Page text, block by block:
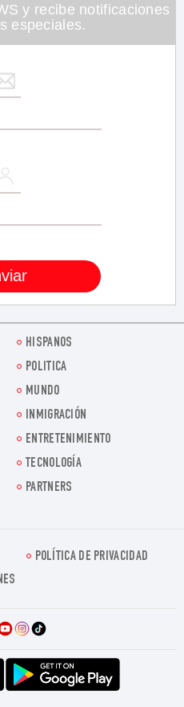
y recibe notificaciones
especiales.
HISPANOS
POLITICA
MUNDO
INMIGRACIÓN
ENTRETENIMIENTO
TECNOLOGÍA
PARTNERS
POLÍTICA DE PRIVACIDAD